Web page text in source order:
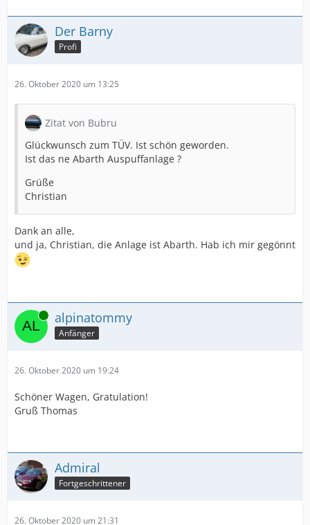
Der Barny
Profi
26. Oktober 2020 um 13:25
Zitat von Bubru
Glückwunsch zum TÜV. Ist schön geworden.
Ist das ne Abarth Auspuffanlage ?
Grüße
Christian
Dank an alle,
und ja, Christian, die Anlage ist Abarth. Hab ich mir gegönnt
Online alpinatommy
Anfänger
26. Oktober 2020 um 19:24
Schöner Wagen, Gratulation!
Gruß Thomas
Admiral
Fortgeschrittener
26. Oktober 2020 um 21:31